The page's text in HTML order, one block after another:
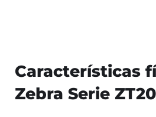
Características
Zebra Serie